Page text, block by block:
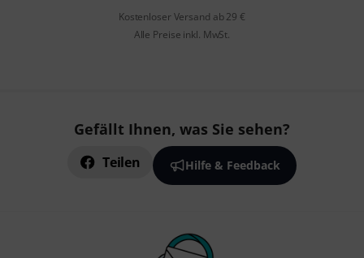
Kostenloser Versand ab 29 €
Alle Preise inkl. MwSt.
Gefällt Ihnen, was Sie sehen?
Teilen Hilfe & Feedback